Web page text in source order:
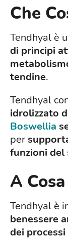
Che
Tendhyal è
di principi
tendine.
Tendhyal
idrolizzato
Boswellia
per
funzioni
A
Tendhyal è
benessere
dei